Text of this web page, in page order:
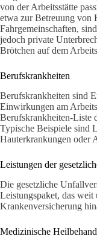
von der Arbeitsstätte
etwa zur Betreuung von
Fahrgemeinschaften,
jedoch private
Brötchen auf dem
Berufskrankheiten
Berufskrankheiten sind
Einwirkungen am
Berufskrankheiten-Liste
Typische Beispiele sind
Hauterkrankungen oder
Leistungen der
Die gesetzliche
Leistungspaket, das weit
Krankenversicherung
Medizinische